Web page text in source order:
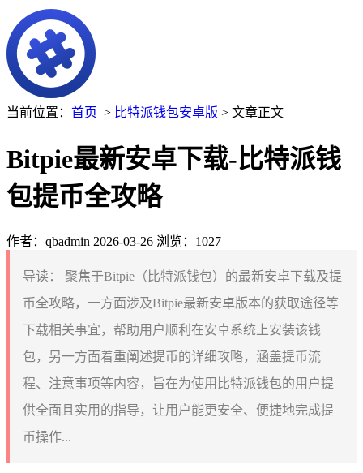
当前位置： 首页 > 比特派钱包安卓版 > 文章正文
Bitpie最新安卓下载-比特派钱
包提币全攻略
作者：qbadmin 2026-03-26 浏览：1027
导读：
聚焦于Bitpie（比特派钱包）的最新安卓下载及提
币全攻略，一方面涉及Bitpie最新安卓版本的获取途径等
下载相关事宜，帮助用户顺利在安卓系统上安装该钱
包，另一方面着重阐述提币的详细攻略，涵盖提币流
程、注意事项等内容，旨在为使用比特派钱包的用户提
供全面且实用的指导，让用户能更安全、便捷地完成提
币操作...